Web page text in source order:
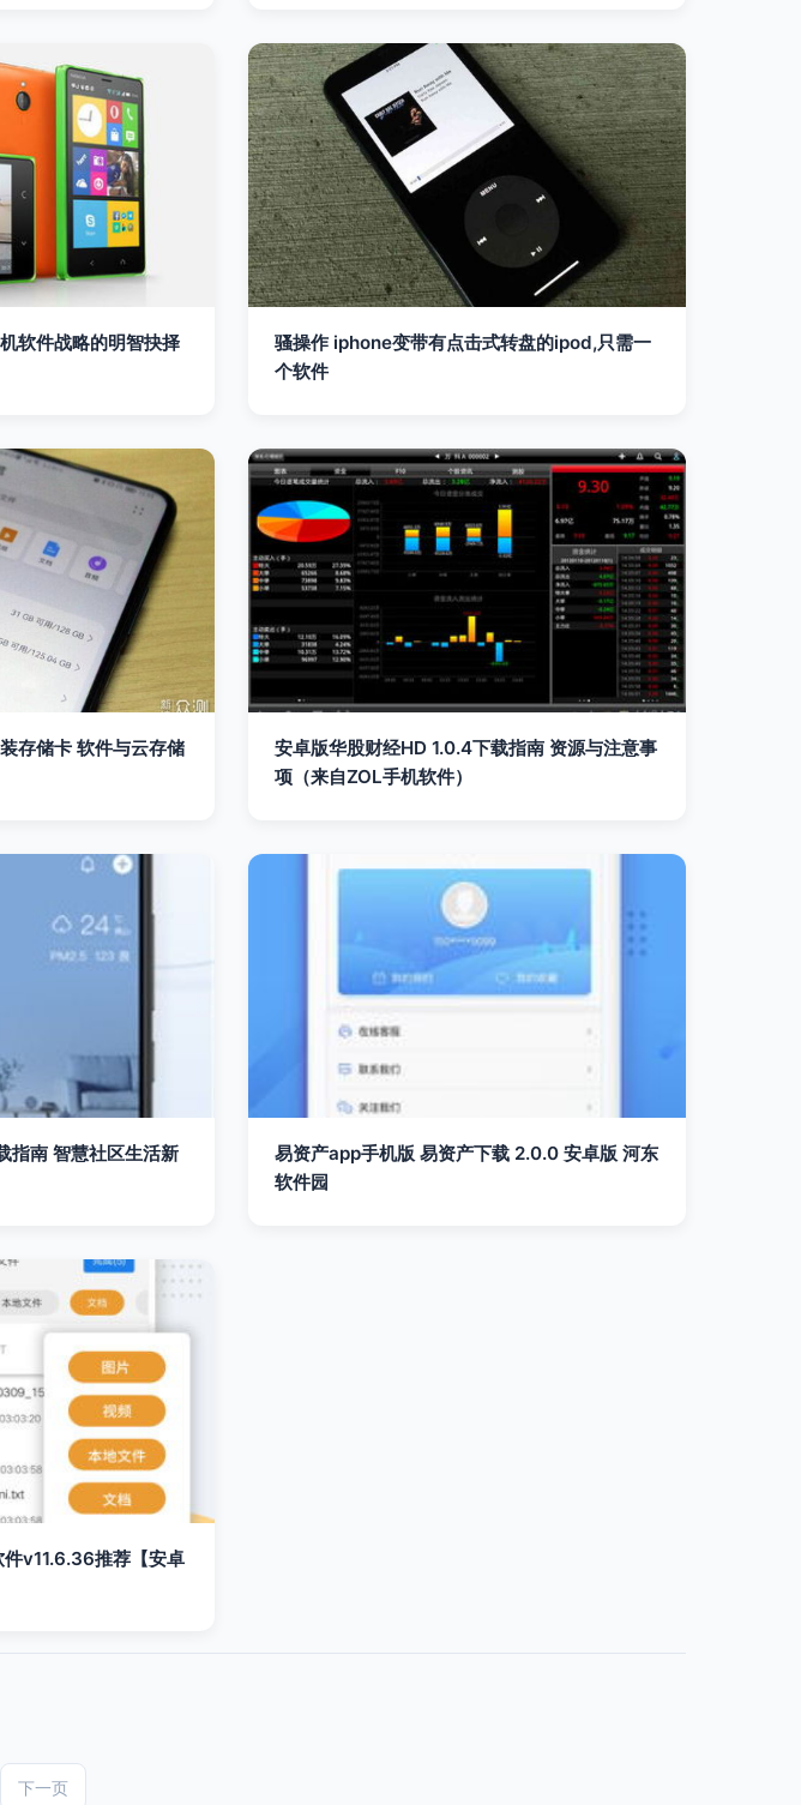
软件战略的明智抉择
骚操作 iphone变带有点击式转盘的ipod,只需一
个软件
存储卡 软件与云存储
安卓版华股财经HD 1.0.4下载指南 资源与注意事
项（来自ZOL手机软件）
指南 智慧社区生活新
易资产app手机版 易资产下载 2.0.0 安卓版 河东
软件园
v11.6.36推荐【安卓
下一页